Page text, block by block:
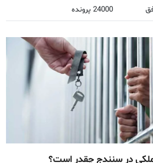
24000 پرونده
ملکی در سنندج چقدر است؟